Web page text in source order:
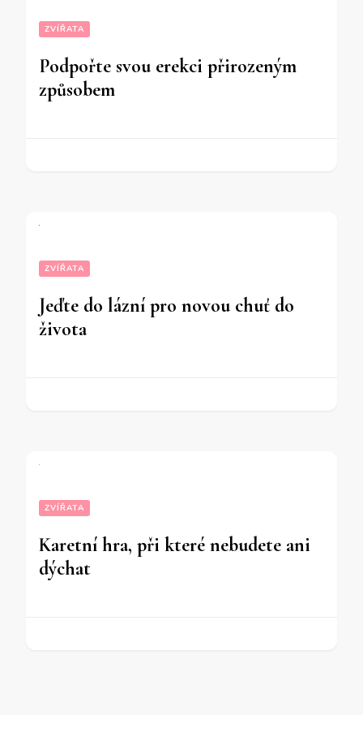
ZVÍŘATA
Podpořte svou erekci přirozeným
způsobem
ZVÍŘATA
Jeďte do lázní pro novou chuť do
života
ZVÍŘATA
Karetní hra, při které nebudete ani
dýchat